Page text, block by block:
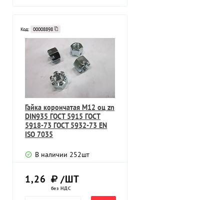
Код: 00008898
Гайка корончатая M12 оц zn
DIN935 ГОСТ 5915 ГОСТ
5918-73 ГОСТ 5932-73 EN
ISO 7035
В наличии 252шт
1,26 /ШТ
без НДС